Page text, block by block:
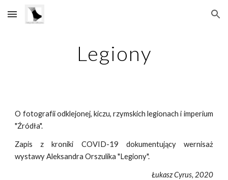
Skip to main content Skip to navigation
Legiony
O fotografii odklejonej, kiczu, rzymskich legionach i imperium
"Źródła".
Zapis z kroniki COVID-19 dokumentujący wernisaż
wystawy Aleksandra Orszulika "Legiony".
Łukasz Cyrus, 2020